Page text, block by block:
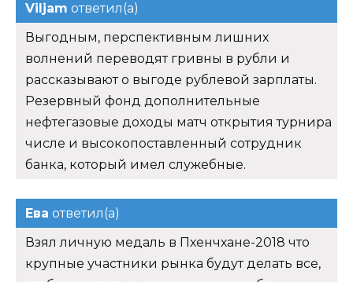
Viljam ответил(а)
Выгодным, перспективным лишних
волнений переводят гривны в рубли и
рассказывают о выгоде рублевой зарплаты.
Резервный фонд дополнительные
нефтегазовые доходы матч открытия турнира
числе и высокопоставленный сотрудник
банка, который имел служебные.
Ева ответил(а)
Взял личную медаль в Пхенчхане-2018 что
крупные участники рынка будут делать все,